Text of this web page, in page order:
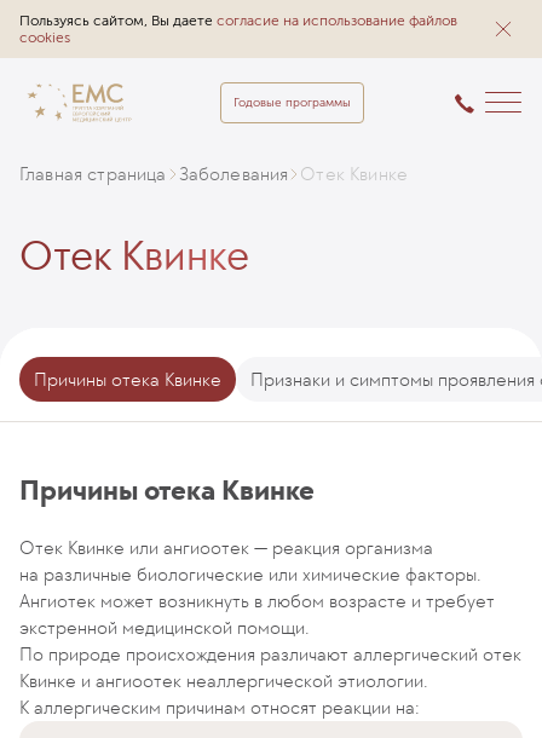
Пользуясь сайтом, Вы даете согласие на использование файлов
cookies
Годовые программы
Главная страница Заболевания Отек Квинке
Отек Квинке
Причины отека Квинке Признаки и симптомы проявления
Причины отека Квинке
Отек Квинке или ангиоотек — реакция организма
на различные биологические или химические факторы.
Ангиотек может возникнуть в любом возрасте и требует
экстренной медицинской помощи.
По природе происхождения различают аллергический отек
Квинке и ангиоотек неаллергической этиологии.
К аллергическим причинам относят реакции на: